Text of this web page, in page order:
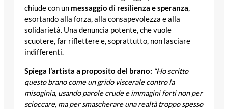
chiude con un messaggio di resilienza e speranza,
esortando alla forza, alla consapevolezza e alla
solidarietà. Una denuncia potente, che vuole
scuotere, far riflettere e, soprattutto, non lasciare
indifferenti.
Spiega l’artista a proposito del brano: “Ho scritto
questo brano come un grido viscerale contro la
misoginia, usando parole crude e immagini forti non per
scioccare, ma per smascherare una realtà troppo spesso